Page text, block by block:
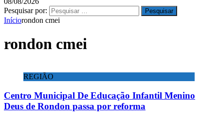
Pesquisar por:
Iníciorondon cmei
rondon cmei
REGIÃO
Centro Municipal De Educação Infantil Menino
Deus de Rondon passa por reforma